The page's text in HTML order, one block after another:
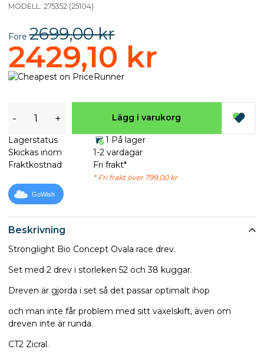
Beskrivning
Stronglight Bio Concept Ovala race drev.
Set med 2 drev i storleken 52 och 38 kuggar.
Dreven är gjorda i set så det passar optimalt ihop
och man inte får problem med sitt växelskift, även om
dreven inte är runda.
CT2 Zicral.
MODELL: 275352 (25104)
Före 2699,00 kr
2429,10 kr
- + Lägg i varukorg
Lagerstatus
1 På lager
Skickas inom
1-2 vardagar
Fraktkostnad
Fri frakt*
* Fri frakt över 799,00 kr
GoWish